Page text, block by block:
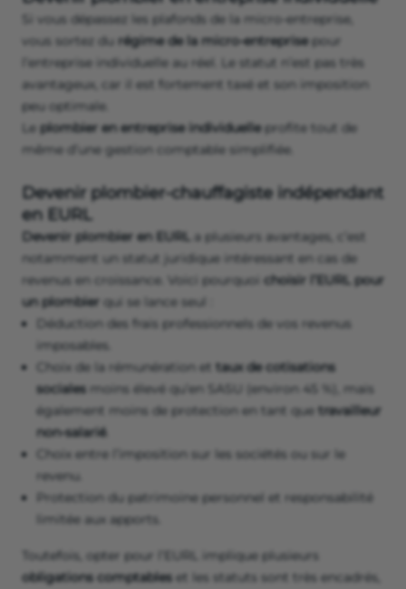
Si vous dépassez les plafonds de la micro-entreprise,
vous sortez du régime de la micro-entreprisepour
l’entreprise individuelle au réel. Le statut n’est pas très
avantageux, car il est fortement taxé et son imposition
peu optimale.
Le plombier en entreprise individuelleprofite tout de
même d’une gestion comptable simplifiée.
Devenir plombier-chauffagiste indépendant
en EURL
Devenir plombier en EURL a plusieurs avantages, c’est
notamment un statut juridique intéressant en cas de
revenus en croissance. Voici pourquoi choisir l’EURL pour
un plombier qui se lance seul :
Déduction des frais professionnels de vos revenus
imposables.
Choix de la rémunération et taux de cotisations
sociales moins élevé qu’en SASU (environ 45 %), mais
également moins de protection en tant que travailleur
non-salarié.
Choix entre l’imposition sur les sociétés ou sur le
revenu.
Protection du patrimoine personnel et responsabilité
limitée aux apports.
Toutefois, opter pour l’EURL implique plusieurs
obligations comptables et les statuts sont très encadrés,